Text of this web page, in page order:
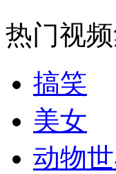
走！跟着总书记
热门视
搞笑
美女
动物